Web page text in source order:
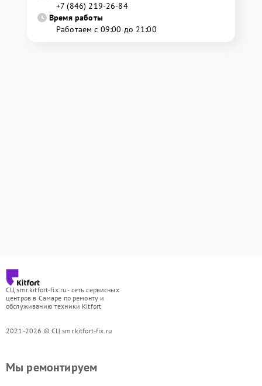
+7 (846) 219-26-84
Время работы
Работаем с 09:00 до 21:00
СЦ smr.kitfort-fix.ru - сеть сервисных
центров в Самаре по ремонту и
обслуживанию техники Kitfort
2021-2026 © СЦ smr.kitfort-fix.ru
Мы ремонтируем